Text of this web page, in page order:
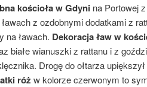
kościoła w Gdyni na Portowej
ławach z ozdobnymi dodatkami z
na ławach. Dekoracja ław w
białe wianuszki z rattanu i z
Drogę do ołtarza upiększył
róż w kolorze czerwonym to